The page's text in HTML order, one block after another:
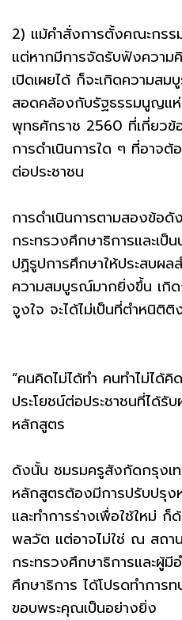
2) แม้คำสั่งการตั้งคณะกรร
แต่หากมีการจัดรับฟังความคิ
เปิดเผยได้ ก็จะเกิดความส
สอดคล้องกับรัฐธรรมนูญแ
พุทธศักราช 2560 ที่เกี่ยวข้
การดำเนินการใด ๆ ที่อาจต้
ต่อประชาชน
การดำเนินการตามสองข้อ
กระทรวงศึกษาธิการและเป็
ปฏิรูปการศึกษาให้ประสบผล
ความสมบูรณ์มากยิ่งขึ้น เกิ
จูงใจ จะได้ไม่เป็นที่ตำหนิติ
“คนคิดไม่ได้ทำ คนทำไม่ได้คิ
ประโยชน์ต่อประชาชนที่ได้รั
หลักสูตร
ดังนั้น ชมรมครูสังกัดกรุงเ
หลักสูตรต้องมีการปรับปรุง
และทำการร่างเพื่อใช้ใหม่
พลวัต แต่อาจไม่ใช่ ณ สถา
กระทรวงศึกษาธิการและผู้มี
ศึกษาธิการ ได้โปรดทำการ
ขอบพระคุณเป็นอย่างยิ่ง